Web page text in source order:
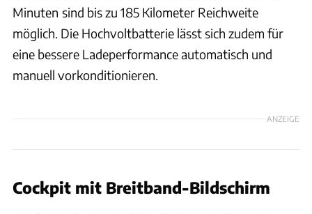
Minuten sind bis zu 185 Kilometer Reichweite
möglich. Die Hochvoltbatterie lässt sich zudem für
eine bessere Ladeperformance automatisch und
manuell vorkonditionieren.
ANZEIGE
Cockpit mit Breitband-Bildschirm